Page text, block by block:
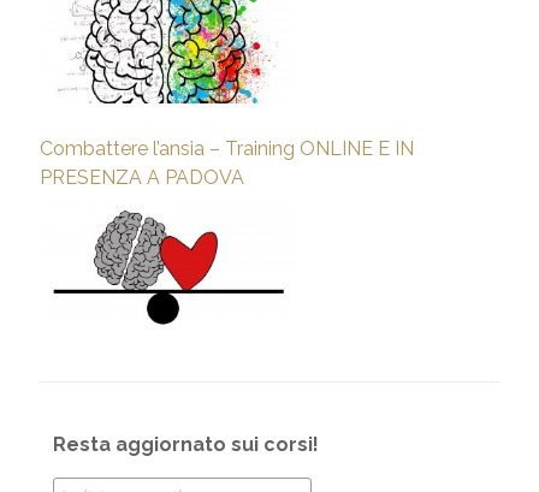
Combattere l’ansia – Training ONLINE E IN
PRESENZA A PADOVA
Resta aggiornato sui corsi!